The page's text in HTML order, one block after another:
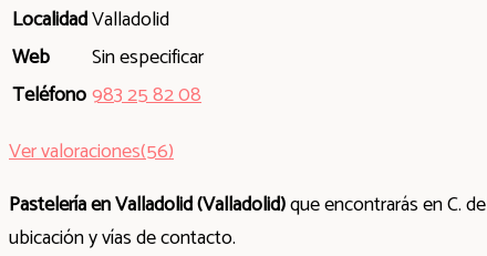
LocalidadValladolid
Web
Sin especificar
Teléfono983 25 82 08
Ver valoraciones(56)
Pastelería en Valladolid (Valladolid)que encontrarás en C.
ubicación y vías de contacto.